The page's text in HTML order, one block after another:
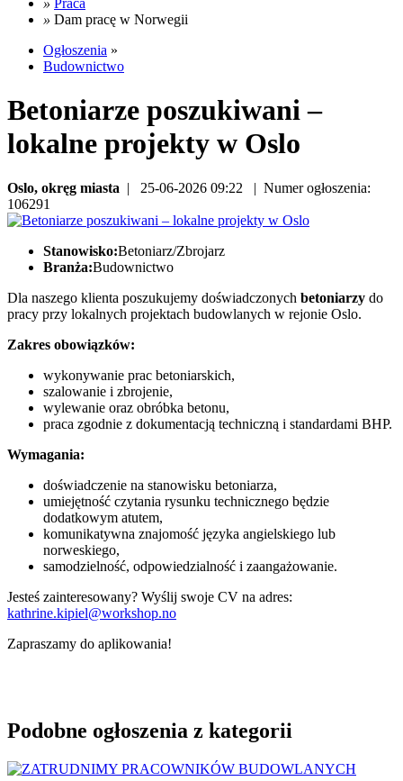
» Praca
» Dam pracę w Norwegii
Ogłoszenia »
Budownictwo
Betoniarze poszukiwani –
lokalne projekty w Oslo
Oslo, okręg miasta | 25-06-2026 09:22 | Numer ogłoszenia:
106291
Stanowisko:Betoniarz/Zbrojarz
Branża:Budownictwo
Dla naszego klienta poszukujemy doświadczonych betoniarzy do
pracy przy lokalnych projektach budowlanych w rejonie Oslo.
Zakres obowiązków:
wykonywanie prac betoniarskich,
szalowanie i zbrojenie,
wylewanie oraz obróbka betonu,
praca zgodnie z dokumentacją techniczną i standardami BHP.
Wymagania:
doświadczenie na stanowisku betoniarza,
umiejętność czytania rysunku technicznego będzie
dodatkowym atutem,
komunikatywna znajomość języka angielskiego lub
norweskiego,
samodzielność, odpowiedzialność i zaangażowanie.
Jesteś zainteresowany? Wyślij swoje CV na adres:
kathrine.kipiel@workshop.no
Zapraszamy do aplikowania!
Podobne ogłoszenia z kategorii